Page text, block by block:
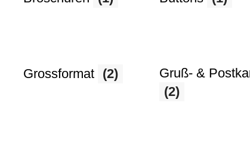
Grossformat (2)
Gruß- &
(2)